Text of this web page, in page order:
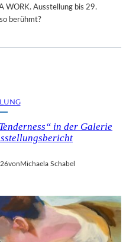
WORK. Ausstellung bis 29.
berühmt?
in der Galerie
von Michaela Schabel